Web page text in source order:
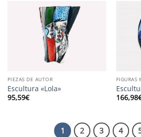
PIEZAS DE AUTOR
Escultura «Lola»
95,59€
FIGURAS
166,98
1 2 3 4